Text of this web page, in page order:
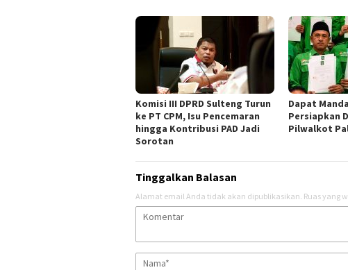
Komisi III DPRD Sulteng Turun
ke PT CPM, Isu Pencemaran
hingga Kontribusi PAD Jadi
Sorotan
Dapat
Persiapkan
Pilwalkot
Tinggalkan Balasan
Alamat email Anda tidak akan dipublikasikan. Ruas yang